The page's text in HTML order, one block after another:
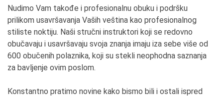
Nudimo Vam takođe i profesionalnu obuku i podršku
prilikom usavršavanja Vaših veština kao profesionalnog
stiliste noktiju. Naši stručni instruktori koji se redovno
obučavaju i usavršavaju svoja znanja imaju iza sebe više od
600 obučenih polaznika, koji su stekli neophodna saznanja
za bavljenje ovim poslom.
Konstantno pratimo novine kako bismo bili i ostali ispred